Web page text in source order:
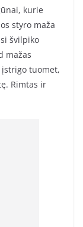
kurie
styro maža
švilpiko
mažas
tuomet,
Rimtas ir